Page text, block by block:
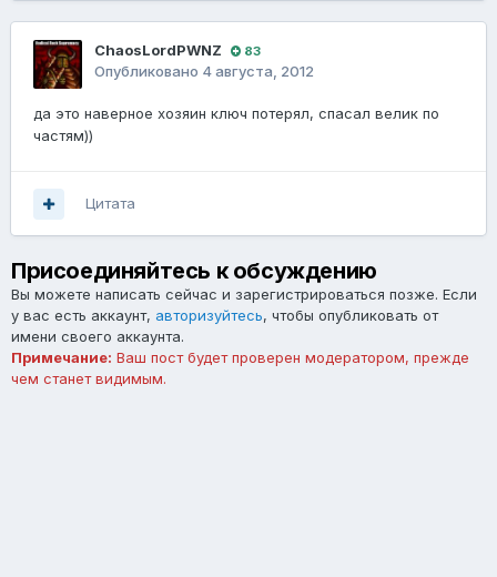
ChaosLordPWNZ 83
Опубликовано 4 августа, 2012
да это наверное хозяин ключ потерял, спасал велик по
частям))
Цитата
Присоединяйтесь к обсуждению
Вы можете написать сейчас и зарегистрироваться позже. Если
у вас есть аккаунт, авторизуйтесь, чтобы опубликовать от
имени своего аккаунта.
Примечание: Ваш пост будет проверен модератором, прежде
чем станет видимым.